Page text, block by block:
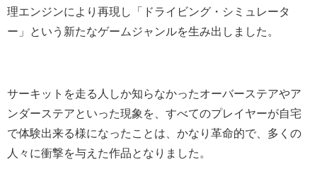
理エンジンにより再現し「ドライビング・シミュレータ
ー」という新たなゲームジャンルを生み出しました。
サーキットを走る人しか知らなかったオーバーステアやア
ンダーステアといった現象を、すべてのプレイヤーが自宅
で体験出来る様になったことは、かなり革命的で、多くの
人々に衝撃を与えた作品となりました。